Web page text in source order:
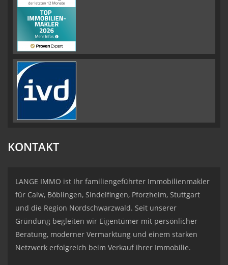
KONTAKT
LANGE IMMO ist Ihr familiengeführter Immobilienmakler
für Calw, Böblingen, Sindelfingen, Pforzheim, Stuttgart
und die Region Nordschwarzwald. Seit unserer
Gründung begleiten wir Eigentümer mit persönlicher
Beratung, moderner Vermarktung und einem starken
Netzwerk erfolgreich beim Verkauf ihrer Immobilie.